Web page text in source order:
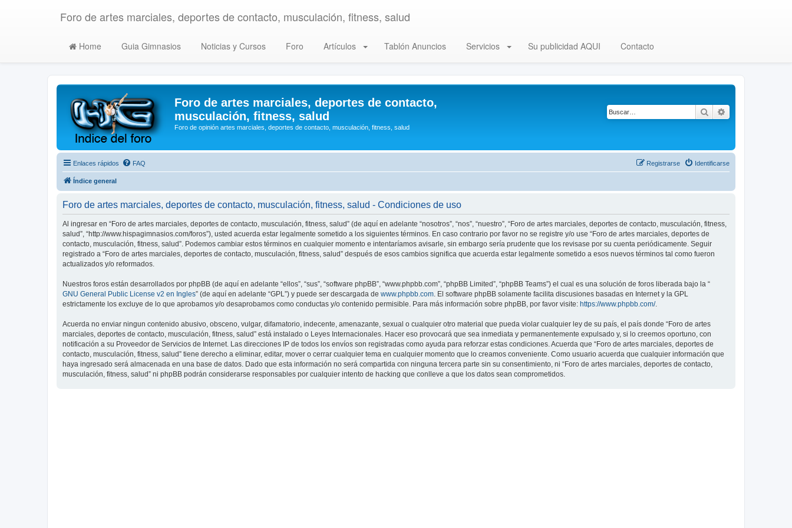
Foro de artes marciales, deportes de contacto, musculación, fitness, salud
Home Guia Gimnasios Noticias y Cursos Foro Artículos Tablón Anuncios Servicios Su publicidad AQUI Contacto
Foro de artes marciales, deportes de contacto,
musculación, fitness, salud
Foro de opinión artes marciales, deportes de contacto, musculación, fitness, salud
Buscar
Enlaces rápidos FAQ Identificarse
Registrarse
Índice general
Foro de artes marciales, deportes de contacto, musculación, fitness, salud - Condiciones de uso
Al ingresar en “Foro de artes marciales, deportes de contacto, musculación, fitness, salud” (de aquí en adelante “nosotros”, “nos”, “nuestro”, “Foro de artes marciales, deportes de contacto, musculación, fitness,
salud”, “http://www.hispagimnasios.com/foros”), usted acuerda estar legalmente sometido a los siguientes términos. En caso contrario por favor no se registre y/o use “Foro de artes marciales, deportes de
contacto, musculación, fitness, salud”. Podemos cambiar estos términos en cualquier momento e intentaríamos avisarle, sin embargo sería prudente que los revisase por su cuenta periódicamente. Seguir
registrado a “Foro de artes marciales, deportes de contacto, musculación, fitness, salud” después de esos cambios significa que acuerda estar legalmente sometido a esos nuevos términos tal como fueron
actualizados y/o reformados.
Nuestros foros están desarrollados por phpBB (de aquí en adelante “ellos”, “sus”, “software phpBB”, “www.phpbb.com”, “phpBB Limited”, “phpBB Teams”) el cual es una solución de foros liberada bajo la “
GNU General Public License v2 en Ingles” (de aquí en adelante “GPL”) y puede ser descargada de www.phpbb.com. El software phpBB solamente facilita discusiones basadas en Internet y la GPL
estrictamente los excluye de lo que aprobamos y/o desaprobamos como conductas y/o contenido permisible. Para más información sobre phpBB, por favor visite: https://www.phpbb.com/.
Acuerda no enviar ningun contenido abusivo, obsceno, vulgar, difamatorio, indecente, amenazante, sexual o cualquier otro material que pueda violar cualquier ley de su país, el país donde “Foro de artes
marciales, deportes de contacto, musculación, fitness, salud” está instalado o Leyes Internacionales. Hacer eso provocará que sea inmediata y permanentemente expulsado y, si lo creemos oportuno, con
notificación a su Proveedor de Servicios de Internet. Las direcciones IP de todos los envíos son registradas como ayuda para reforzar estas condiciones. Acuerda que “Foro de artes marciales, deportes de
contacto, musculación, fitness, salud” tiene derecho a eliminar, editar, mover o cerrar cualquier tema en cualquier momento que lo creamos conveniente. Como usuario acuerda que cualquier información que
haya ingresado será almacenada en una base de datos. Dado que esta información no será compartida con ninguna tercera parte sin su consentimiento, ni “Foro de artes marciales, deportes de contacto,
musculación, fitness, salud” ni phpBB podrán considerarse responsables por cualquier intento de hacking que conlleve a que los datos sean comprometidos.